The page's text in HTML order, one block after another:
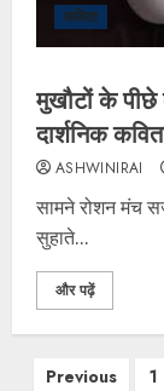
कविता
मुखौटों के
दार्शनिक
ASHWINIRAI
सामने रोशन मंच
सुहाते...
और पढ़ें
Previous 1